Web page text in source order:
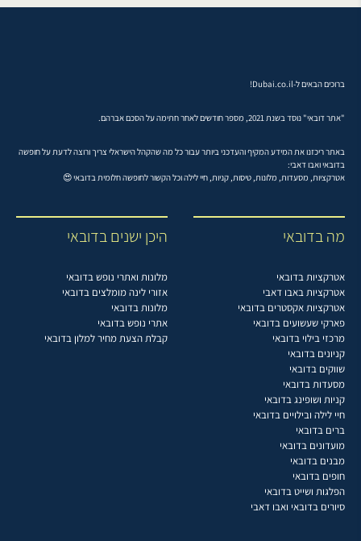
ברוכים הבאים ל-Dubai.co.il!
"אתר דובאי" נוסד בשנת 2021, מספר חודשים לאחר חתימה על הסכם אברהם.
באתר ריכזנו את המידע המקיף והעדכני ביותר עבור כל מה שהקהל הישראלי צריך ורוצה לדעת על חופשה
בדובאי ואבו דאבי:
אטרקציות, מסעדות, מלונות, טיסות, קניות, חיי לילה וכל הקשור לחופשה חלומית בדובאי 😍
מה בדובאי
אטרקציות בדובאי
אטרקציות באבו דאבי
אטרקציות אקסטרים בדובאי
פארקי שעשועים בדובאי
מרכזי בילוי בדובאי
קניונים בדובאי
שווקים בדובאי
מסעדות בדובאי
קניות ושופינג בדובאי
חיי לילה ובילויים בדובאי
ברים בדובאי
מועדונים בדובאי
מבנים בדובאי
חופים בדובאי
הפלגות ושייט בדובאי
סיורים בדובאי ואבו דאבי
היכן ישנים בדובאי
מלונות ואתרי נופש בדובאי
אזורי לינה מומלצים בדובאי
מלונות בדובאי
אתרי נופש בדובאי
קבלת הצעת מחיר למלון בדובאי